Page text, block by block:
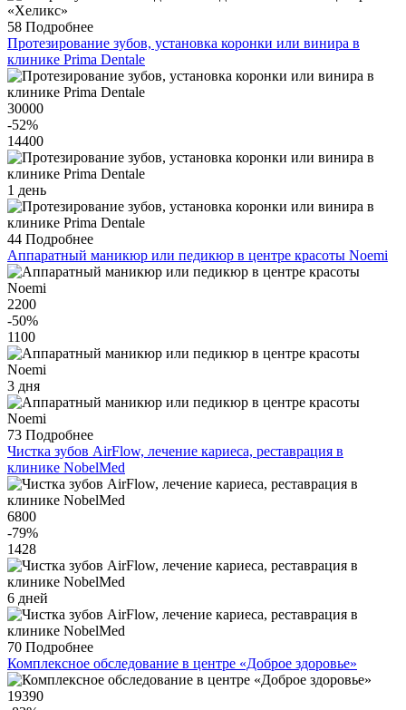
58 Подробнее
Протезирование зубов, установка коронки или винира в
клинике Prima Dentale
30000
-52%
14400
1 день
44 Подробнее
Аппаратный маникюр или педикюр в центре красоты Noemi
2200
-50%
1100
3 дня
73 Подробнее
Чистка зубов AirFlow, лечение кариеса, реставрация в
клинике NobelMed
6800
-79%
1428
6 дней
70 Подробнее
Комплексное обследование в центре «Доброе здоровье»
19390